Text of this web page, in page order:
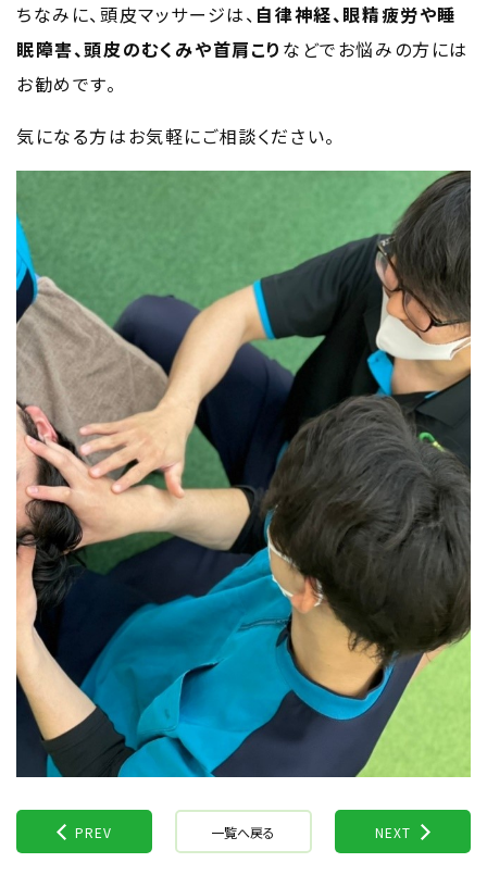
ちなみに、頭皮マッサージは、 自律神経、眼精疲労や睡
眠障害、頭皮のむくみや首肩こり などでお悩みの方には
お勧めです。
気になる方はお気軽にご相談ください。
PREV 一覧へ戻る NEXT